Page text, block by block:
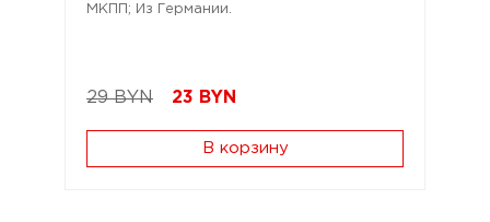
МКПП; Из Германии.
29 BYN 23 BYN
В корзину